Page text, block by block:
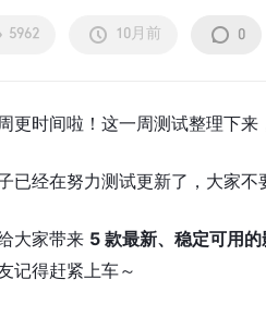
5962 10月前 0
更时间啦！这一周测试整理下
已经在努力测试更新了，大家不
大家带来 5 款最新、稳定可用的
记得赶紧上车～